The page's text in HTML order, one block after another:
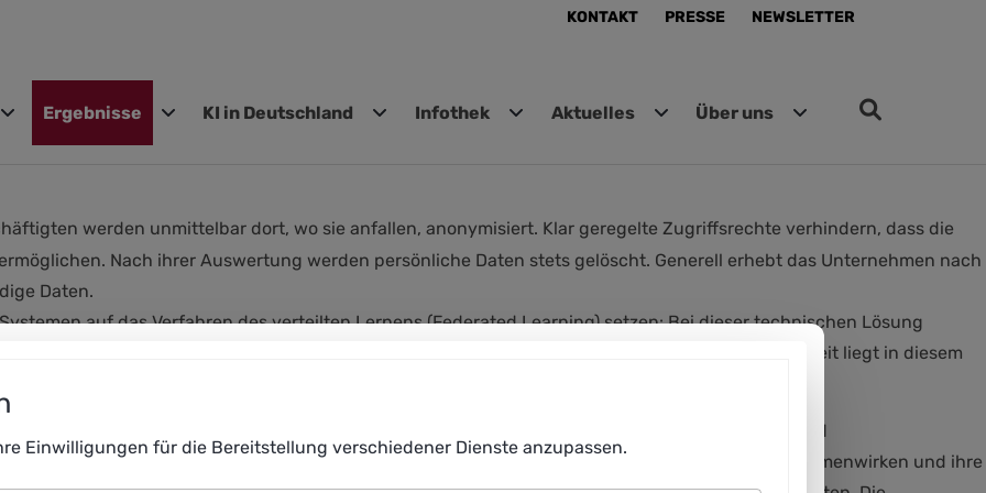
KONTAKT PRESSE NEWSLETTER
Ergebnisse KI in Deutschland Infothek Aktuelles Über uns
werden unmittelbar dort, wo sie anfallen, anonymisiert. Klar geregelte Zugriffsrechte verhindern, dass die
Nach ihrer Auswertung werden persönliche Daten stets gelöscht. Generell erhebt das Unternehmen nach
Daten.
auf das Verfahren des verteilten Lernens (Federated Learning) setzen: Bei dieser technischen Lösung
personalisierten Geräten der Nutzer und werden nicht an eine Cloud gesendet; die Datenhoheit liegt in diesem
wurden von der Unternehmensführung in enger Kooperation mit den Betriebsräten und
für die Einführung von KI-Systemen war, dass Beschäftigte und KI-System produktiv zusammenwirken und ihre
Einwilligungen für die Bereitstellung verschiedener Dienste anzupassen.